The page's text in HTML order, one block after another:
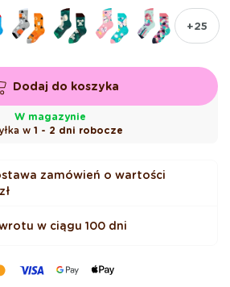
+25
Dodaj do koszyka
W magazynie
w 1 - 2 dni robocze
zamówień o wartości
w ciągu 100 dni